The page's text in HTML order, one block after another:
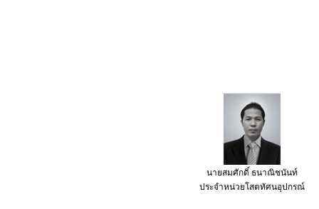
นายสมศักดิ์ ธนาณิชนันท์
ประจำหน่วยโสตทัศนอุปกรณ์